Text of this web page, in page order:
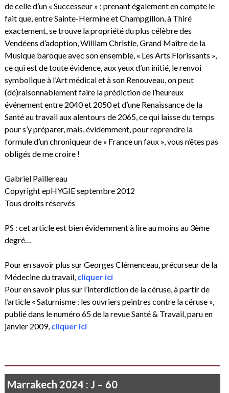
de celle d’un « Successeur » ; prenant également en compte le
fait que, entre Sainte-Hermine et Champgillon, à Thiré
exactement, se trouve la propriété du plus célèbre des
Vendéens d’adoption, William Christie, Grand Maître de la
Musique baroque avec son ensemble, « Les Arts Florissants »,
ce qui est de toute évidence, aux yeux d’un initié, le renvoi
symbolique à l’Art médical et à son Renouveau, on peut
(dé)raisonnablement faire la prédiction de l’heureux
événement entre 2040 et 2050 et d’une Renaissance de la
Santé au travail aux alentours de 2065, ce qui laisse du temps
pour s’y préparer, mais, évidemment, pour reprendre la
formule d’un chroniqueur de « France un faux », vous n’êtes pas
obligés de me croire !
Gabriel Paillereau
Copyright epHYGIE septembre 2012
Tous droits réservés
PS : cet article est bien évidemment à lire au moins au 3ème
degré…
Pour en savoir plus sur Georges Clémenceau, précurseur de la
Médecine du travail, cliquer ici
Pour en savoir plus sur l’interdiction de la céruse, à partir de
l’article « Saturnisme : les ouvriers peintres contre la céruse »,
publié dans le numéro 65 de la revue Santé & Travail, paru en
janvier 2009, cliquer ici
Marrakech 2024 : J – 60